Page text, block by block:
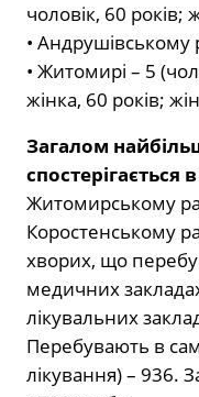
чоловік, 60 років;
• Андрушівському
• Житомирі – 5
жінка, 60 років;
Загалом
спостерігається
Житомирському
Коростенському
хворих, що
медичних
лікувальних
Перебувають в
лікування) – 936.